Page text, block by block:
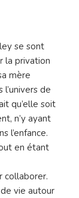
se sont
la privation
mère
de
qu’elle soit
n’y ayant
l’enfance.
en étant
collaborer.
vie autour